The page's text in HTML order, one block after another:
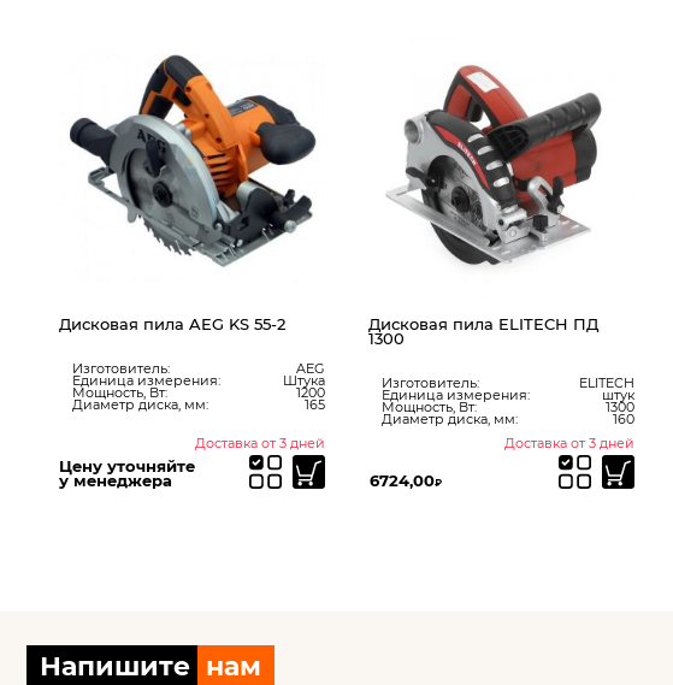
Дисковая пила AEG KS 55-2
Изготовитель: AEG
Единица измерения: Штука
Мощность, Вт: 1200
Диаметр диска, мм: 165
Доставка от 3 дней
Цену уточняйте
у менеджера
Дисковая пила ELITECH ПД
1300
Изготовитель: ELITECH
Единица измерения: штук
Мощность, Вт: 1300
Диаметр диска, мм:
160
Доставка от 3 дней
6724,00₽
Напишите нам